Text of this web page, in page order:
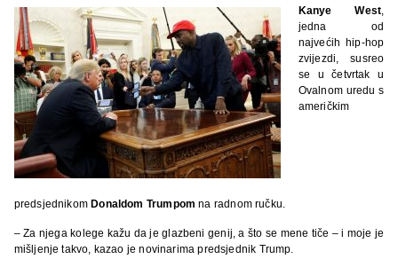
Kanye West
jedna od
najvećih hip-hop
zvijezdi, susreo
se u četvrtak u
Ovalnom uredu s
američkim
predsjednikomDonaldom Trumpom na radnom ručku.
– Za njega kolege kažu da je glazbeni genij, a što se mene tiče – i moje je
mišljenje takvo, kazao je novinarima predsjednik Trump.